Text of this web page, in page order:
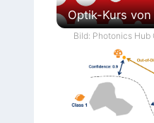
Optik-Kurs
Bild: Photonics Hub